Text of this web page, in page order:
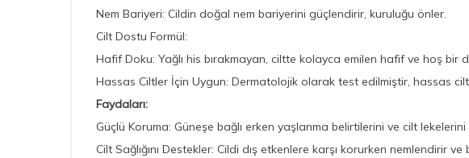
Nem Bariyeri: Cildin doğal nem bariyerini güçlendirir, kuruluğu önler.
Cilt Dostu Formül:
Hafif Doku: Yağlı his bırakmayan, ciltte kolayca emilen hafif ve hoş bir
Hassas Ciltler İçin Uygun: Dermatolojik olarak test edilmiştir, hassas
Faydaları:
Güçlü Koruma: Güneşe bağlı erken yaşlanma belirtilerini ve cilt lekelerini
Cilt Sağlığını Destekler: Cildi dış etkenlere karşı korurken nemlendirir ve